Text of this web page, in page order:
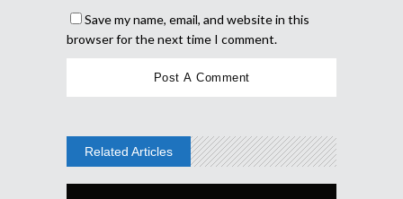
Save my name, email, and website in this
browser for the next time I comment.
Related Articles